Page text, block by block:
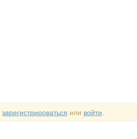
зарегистрироваться или войти.